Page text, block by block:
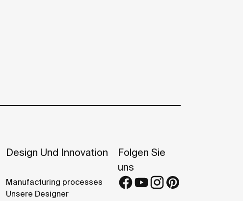
Design Und Innovation
Manufacturing processes
Unsere Designer
Folgen Sie
uns